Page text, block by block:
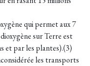
qui permet aux 7
sur Terre est
et par les plantes).(3)
les transports